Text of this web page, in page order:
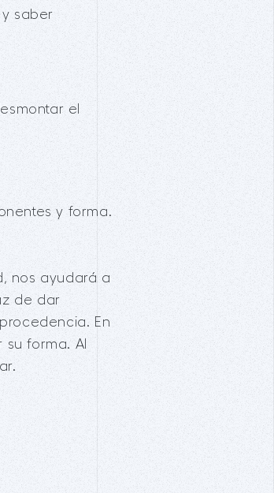
saber
el
y forma.
nos ayudará a
de dar
En
forma. Al